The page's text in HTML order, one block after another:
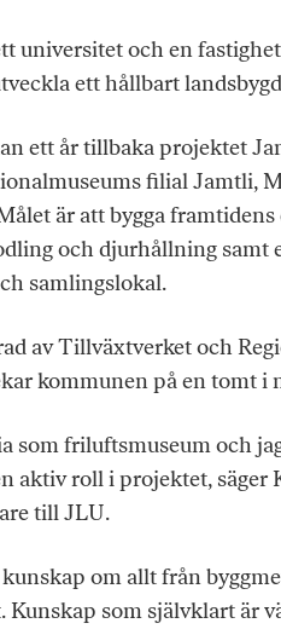
universitet och en
ett hållbart
ett år tillbaka projektet
filial Jamtli,
är att bygga
och djurhållning samt
samlingslokal.
av Tillväxtverket och
kommunen på en tomt i
som friluftsmuseum och
aktiv roll i projektet, säger
till JLU.
kunskap om allt från
Kunskap som självklart är